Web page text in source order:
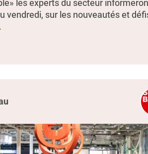
les experts du secteur
vendredi, sur les nouveautés et